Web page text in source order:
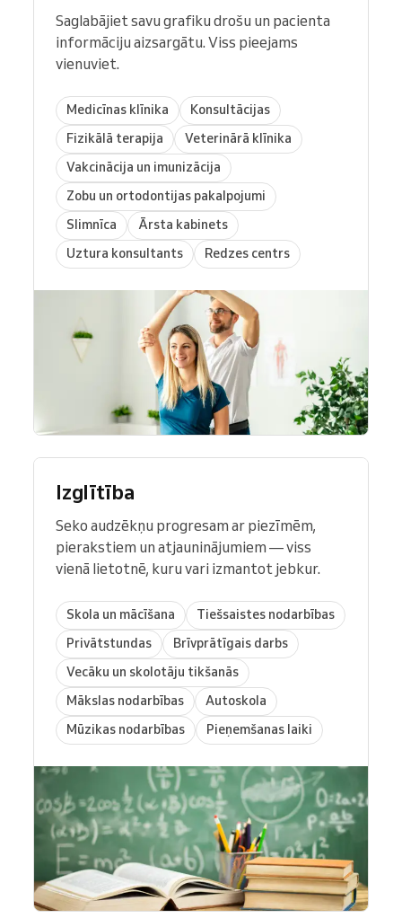
Saglabājiet savu grafiku drošu un pacienta
informāciju aizsargātu. Viss pieejams
vienuviet.
Medicīnas klīnika
Konsultācijas
Fizikālā terapija
Veterinārā klīnika
Vakcinācija un imunizācija
Zobu un ortodontijas pakalpojumi
Slimnīca
Ārsta kabinets
Uztura konsultants
Redzes centrs
Izglītība
Seko audzēkņu progresam ar piezīmēm,
pierakstiem un atjauninājumiem — viss
vienā lietotnē, kuru vari izmantot jebkur.
Skola un mācīšana
Tiešsaistes nodarbības
Privātstundas
Brīvprātīgais darbs
Vecāku un skolotāju tikšanās
Mākslas nodarbības
Autoskola
Mūzikas nodarbības
Pieņemšanas laiki